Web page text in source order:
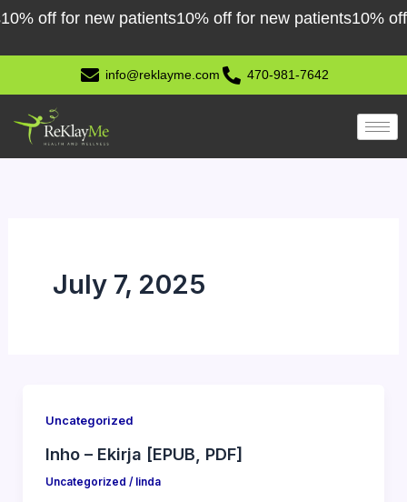
Skip
content
off for new patients10% off for new patients10% off
info@reklayme.com 470-981-7642
July 7, 2025
Uncategorized
Inho – Ekirja [EPUB, PDF]
Uncategorized / linda